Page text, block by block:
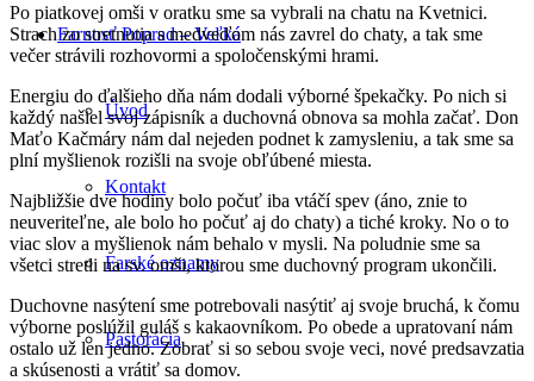
Farnosť Poprad – Veľká
Úvod
Kontakt
Farské oznamy
Pastorácia
Po piatkovej omši v oratku sme sa vybrali na chatu na Kvetnici.
Strach zo stretnutia s medveďom nás zavrel do chaty, a tak sme
večer strávili rozhovormi a spoločenskými hrami.
Energiu do ďalšieho dňa nám dodali výborné špekačky. Po nich si
každý našiel svoj zápisník a duchovná obnova sa mohla začať. Don
Maťo Kačmáry nám dal nejeden podnet k zamysleniu, a tak sme sa
plní myšlienok rozišli na svoje obľúbené miesta.
Najbližšie dve hodiny bolo počuť iba vtáčí spev (áno, znie to
neuveriteľne, ale bolo ho počuť aj do chaty) a tiché kroky. No o to
viac slov a myšlienok nám behalo v mysli. Na poludnie sme sa
všetci stretli na sv. omši, ktorou sme duchovný program ukončili.
Duchovne nasýtení sme potrebovali nasýtiť aj svoje bruchá, k čomu
výborne poslúžil guláš s kakaovníkom. Po obede a upratovaní nám
ostalo už len jedno. Zobrať si so sebou svoje veci, nové predsavzatia
a skúsenosti a vrátiť sa domov.